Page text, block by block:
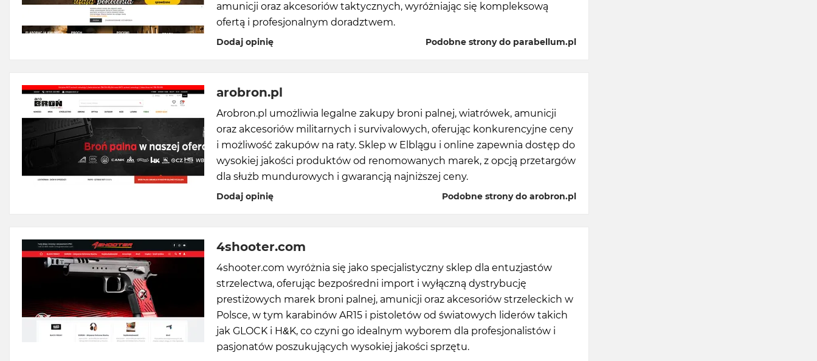
amunicji oraz akcesoriów taktycznych, wyróżniając się kompleksową
ofertą i profesjonalnym doradztwem.
Dodaj opinię Podobne strony do parabellum.pl
arobron.pl
Arobron.pl umożliwia legalne zakupy broni palnej, wiatrówek, amunicji
oraz akcesoriów militarnych i survivalowych, oferując konkurencyjne ceny
i możliwość zakupów na raty. Sklep w Elblągu i online zapewnia dostęp do
wysokiej jakości produktów od renomowanych marek, z opcją przetargów
dla służb mundurowych i gwarancją najniższej ceny.
Dodaj opinię Podobne strony do arobron.pl
4shooter.com
4shooter.com wyróżnia się jako specjalistyczny sklep dla entuzjastów
strzelectwa, oferując bezpośredni import i wyłączną dystrybucję
prestiżowych marek broni palnej, amunicji oraz akcesoriów strzeleckich w
Polsce, w tym karabinów AR15 i pistoletów od światowych liderów takich
jak GLOCK i H&K, co czyni go idealnym wyborem dla profesjonalistów i
pasjonatów poszukujących wysokiej jakości sprzętu.